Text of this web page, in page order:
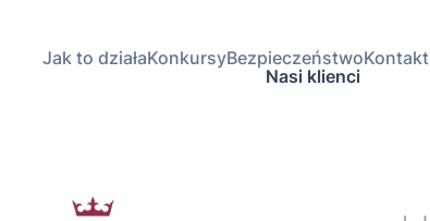
Jak to działaKonkursyBezpieczeństwoKontakt
Nasi klienci